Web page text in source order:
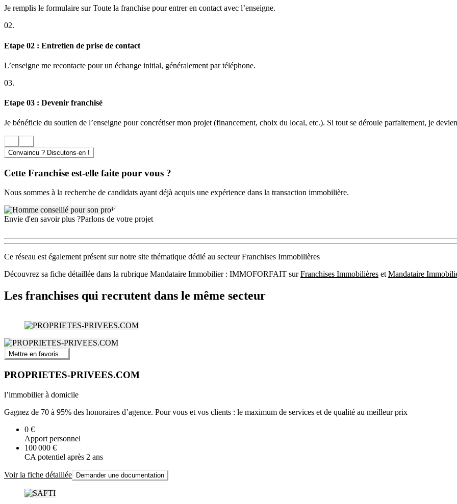
Je remplis le formulaire sur Toute la franchise pour entrer en contact avec l’enseigne.
02.
Etape 02 : Entretien de prise de contact
L’enseigne me recontacte pour un échange initial, généralement par téléphone.
03.
Etape 03 : Devenir franchisé
Je bénéficie du soutien de l’enseigne pour concrétiser mon projet (financement, choix du local, etc.). Si tout se déroule parfaitement, je
Convaincu ? Discutons-en !
Cette Franchise est-elle faite pour vous ?
Nous sommes à la recherche de candidats ayant déjà acquis une expérience dans la transaction immobilière.
Envie d'en savoir plus ?Parlons de votre projet
Ce réseau est également présent sur notre site thématique dédié au secteur Franchises Immobilières
Découvrez sa fiche détaillée dans la rubrique Mandataire Immobilier : IMMOFORFAIT surFranchises Immobilières et Mandataire
Les franchises qui recrutent dans le même secteur
Mettre en favoris
PROPRIETES-PRIVEES.COM
l’immobilier à domicile
Gagnez de 70 à 95% des honoraires d’agence. Pour vous et vos clients : le maximum de services et de qualité au meilleur prix
0 €
Apport personnel
100 000 €
CA potentiel après 2 ans
Voir la fiche détaillée Demander une documentation